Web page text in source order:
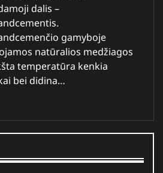
dalis –
gamyboje
natūralios medžiagos
temperatūra kenkia
bei didina…